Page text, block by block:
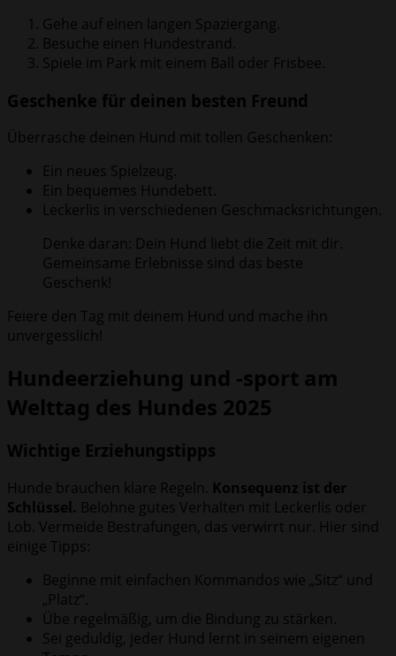
Gehe auf einen langen Spaziergang.
Besuche einen Hundestrand.
Spiele im Park mit einem Ball oder Frisbee.
Geschenke für deinen besten Freund
Überrasche deinen Hund mit tollen Geschenken:
Ein neues Spielzeug.
Ein bequemes Hundebett.
Leckerlis in verschiedenen Geschmacksrichtungen.
Denke daran: Dein Hund liebt die Zeit mit dir.
Gemeinsame Erlebnisse sind das beste
Geschenk!
Feiere den Tag mit deinem Hund und mache ihn
unvergesslich!
Hundeerziehung und -sport am
Welttag des Hundes 2025
Wichtige Erziehungstipps
Hunde brauchen klare Regeln. Konsequenz ist der
Schlüssel. Belohne gutes Verhalten mit Leckerlis oder
Lob. Vermeide Bestrafungen, das verwirrt nur. Hier sind
einige Tipps:
Beginne mit einfachen Kommandos wie „Sitz“ und
„Platz“.
Übe regelmäßig, um die Bindung zu stärken.
Sei geduldig, jeder Hund lernt in seinem eigenen